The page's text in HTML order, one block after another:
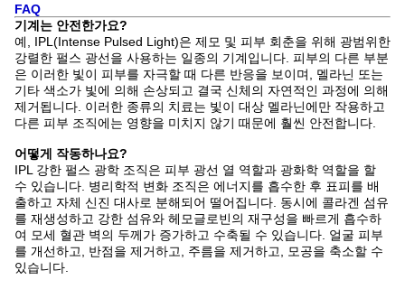
FAQ
기계는 안전한가요?
예, IPL(Intense Pulsed Light)은 제모 및 피부 회춘을 위해 광범위한
강렬한 펄스 광선을 사용하는 일종의 기계입니다. 피부의 다른 부분
은 이러한 빛이 피부를 자극할 때 다른 반응을 보이며, 멜라닌 또는
기타 색소가 빛에 의해 손상되고 결국 신체의 자연적인 과정에 의해
제거됩니다. 이러한 종류의 치료는 빛이 대상 멜라닌에만 작용하고
다른 피부 조직에는 영향을 미치지 않기 때문에 훨씬 안전합니다.
어떻게 작동하나요?
IPL 강한 펄스 광학 조직은 피부 광선 열 역할과 광화학 역할을 할
수 있습니다. 병리학적 변화 조직은 에너지를 흡수한 후 표피를 배
출하고 자체 신진 대사로 분해되어 떨어집니다. 동시에 콜라겐 섬유
를 재생성하고 강한 섬유와 헤모글로빈의 재구성을 빠르게 흡수하
여 모세 혈관 벽의 두께가 증가하고 수축될 수 있습니다. 얼굴 피부
를 개선하고, 반점을 제거하고, 주름을 제거하고, 모공을 축소할 수
있습니다.